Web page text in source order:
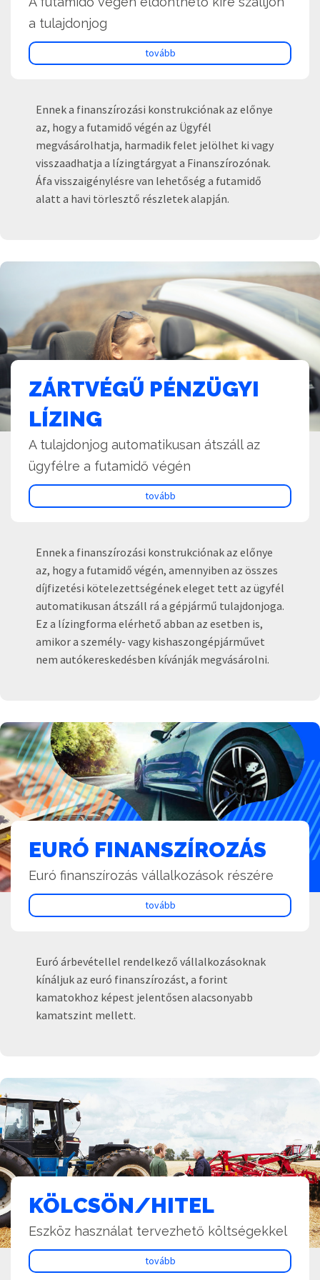
a tulajdonjog
tovább
Ennek a finanszírozási konstrukciónak az előnye
az, hogy a futamidő végén az Ügyfél
megvásárolhatja, harmadik felet jelölhet ki vagy
visszaadhatja a lízingtárgyat a Finanszírozónak.
Áfa visszaigénylésre van lehetőség a futamidő
alatt a havi törlesztő részletek alapján.
ZÁRTVÉGŰ PÉNZÜGYI
LÍZING
A tulajdonjog automatikusan átszáll az
ügyfélre a futamidő végén
tovább
Ennek a finanszírozási konstrukciónak az előnye
az, hogy a futamidő végén, amennyiben az összes
díjfizetési kötelezettségének eleget tett az ügyfél
automatikusan átszáll rá a gépjármű tulajdonjoga.
Ez a lízingforma elérhető abban az esetben is,
amikor a személy- vagy kishaszongépjárművet
nem autókereskedésben kívánják megvásárolni.
EURÓ FINANSZÍROZÁS
Euró finanszírozás vállalkozások részére
tovább
Euró árbevétellel rendelkező vállalkozásoknak
kínáljuk az euró finanszírozást, a forint
kamatokhoz képest jelentősen alacsonyabb
kamatszint mellett.
KÖLCSÖN/HITEL
Eszköz használat tervezhető költségekkel
tovább